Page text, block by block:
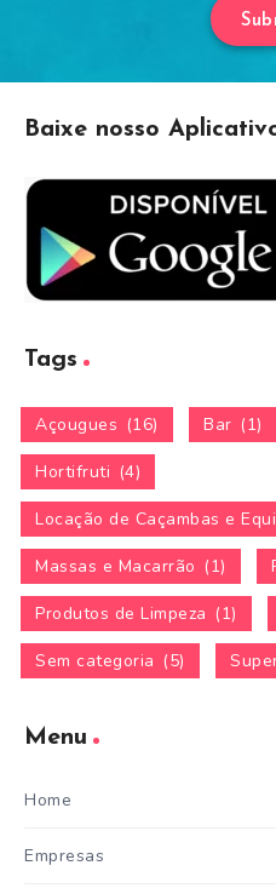
Baixe nosso
Tags
Açougues (16) Bar (1)
Hortifruti (4)
Locação de Caçambas e
Massas e Macarrão (1)
Produtos de Limpeza (1)
Sem categoria (5)
Menu
Home
Empresas